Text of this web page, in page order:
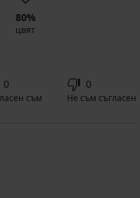
80%
цвят
0
съм
0
Не съм съгласен